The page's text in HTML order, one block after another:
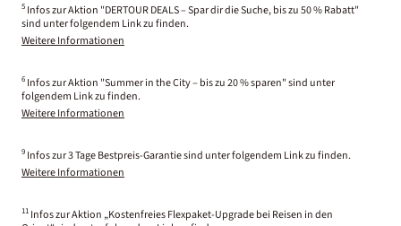
5 Infos zur Aktion "DERTOUR DEALS – Spar dir die Suche, bis zu 50 % Rabatt"
sind unter folgendem Link zu finden.
Weitere Informationen
6 Infos zur Aktion "Summer in the City – bis zu 20 % sparen" sind unter
folgendem Link zu finden.
Weitere Informationen
9 Infos zur 3 Tage Bestpreis-Garantie sind unter folgendem Link zu finden.
Weitere Informationen
11 Infos zur Aktion „Kostenfreies Flexpaket-Upgrade bei Reisen in den